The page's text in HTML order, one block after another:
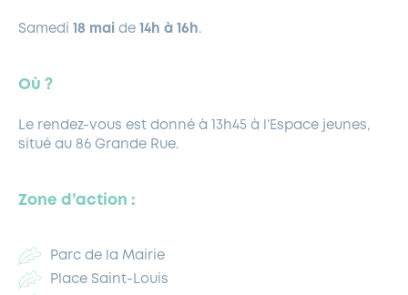
Samedi 18 mai de 14h à 16h.
Où ?
Le rendez-vous est donné à 13h45 à l’Espace jeunes,
situé au 86 Grande Rue.
Zone d’action :
Parc de la Mairie
Place Saint-Louis